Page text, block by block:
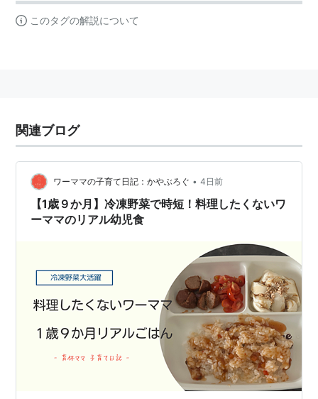
このタグの解説について
関連ブログ
ワーママの子育て日記：かやぶろぐ • 4日前
【1歳９か月】冷凍野菜で時短！料理したくないワ
ーママのリアル幼児食